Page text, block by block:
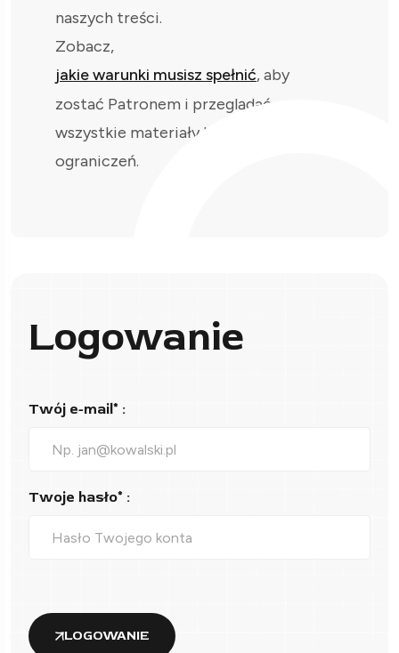
naszych treści.
Zobacz,
jakie warunki musisz spełnić, aby
zostać Patronem i przeglądać
wszystkie materiały bez
ograniczeń.
Logowanie
Twój e-mail* :
Twoje hasło* :
LOGOWANIE